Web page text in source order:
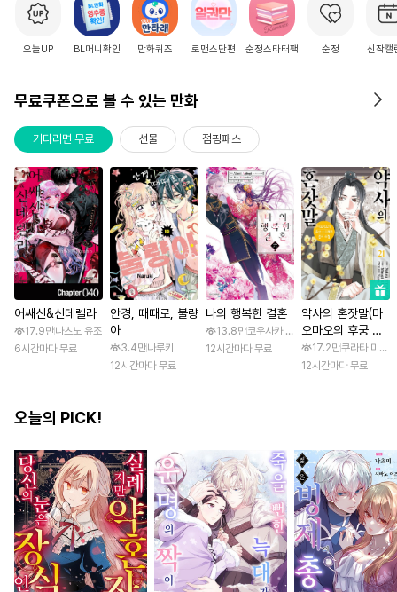
오늘UP BL머니확인 만화퀴즈 로맨스단편 순정스타터팩 순정 신작캘
무료쿠폰으로 볼 수 있는 만화
기다리면 무료 선물 점핑패스
어쌔신&신데렐라
17.9만나츠노 유조
6시간마다 무료
안경, 때때로, 불량
아
3.4만나루키
12시간마다 무료
나의 행복한 결혼
13.8만코우사카 리토 / 아기토기 아쿠미
12시간마다 무료
약사의 혼잣말(마
오마오의 후궁 수
수께끼 풀이수첩)
17.2만쿠라타 미노
12시간마다 무료
오늘의 PICK!